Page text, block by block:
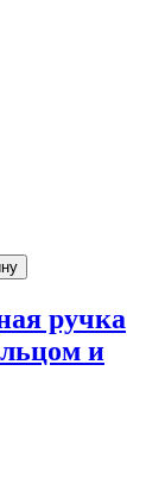
ручка
и